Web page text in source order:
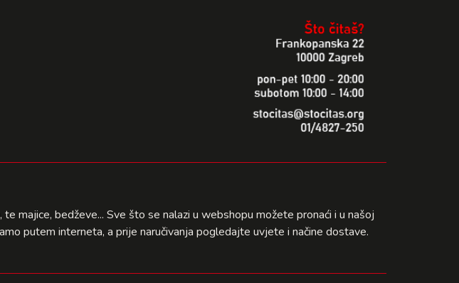
majice, bedževe... Sve što se nalazi u webshopu možete pronaći i u našoj
putem interneta, a prije naručivanja pogledajte uvjete i načine dostave.